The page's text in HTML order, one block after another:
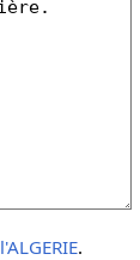
.